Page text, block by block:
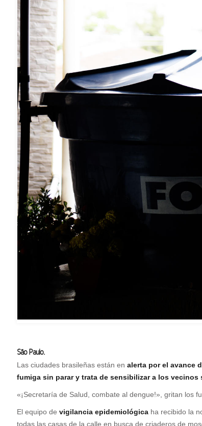
São Paulo.
Las ciudades brasileñas están en alerta por el avance
fumiga sin parar y trata de sensibilizar a los vecinos
«¡Secretaría de Salud, combate al dengue!», gritan los
El equipo de vigilancia epidemiológica ha recibido la
todas las casas de la calle en busca de criaderos de